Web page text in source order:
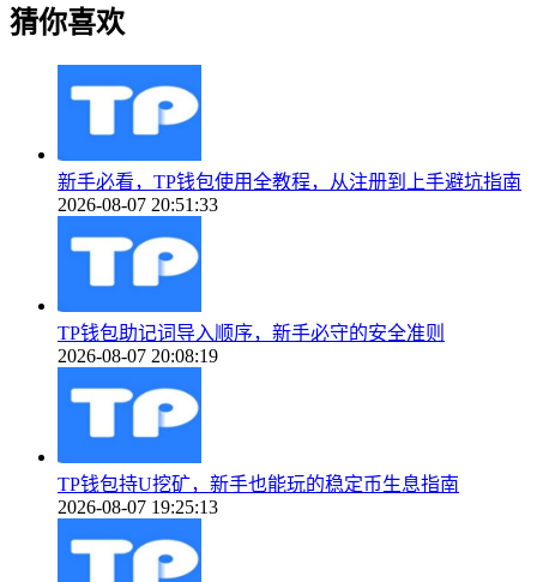
猜你喜欢
新手必看，TP钱包使用全教程，从注册到上手避坑指南
2026-08-07 20:51:33
TP钱包助记词导入顺序，新手必守的安全准则
2026-08-07 20:08:19
TP钱包持U挖矿，新手也能玩的稳定币生息指南
2026-08-07 19:25:13